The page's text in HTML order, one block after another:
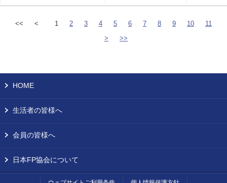
<< < 1 2 3 4 5 6 7 8 9 10
11
>
>>
HOME
生活者の皆様へ
会員の皆様へ
日本FP協会について